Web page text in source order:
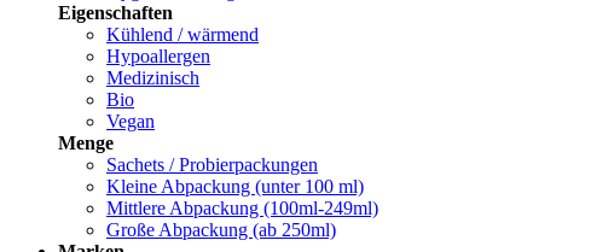
Eigenschaften
Kühlend / wärmend
Hypoallergen
Medizinisch
Bio
Vegan
Menge
Sachets / Probierpackungen
Kleine Abpackung (unter 100 ml)
Mittlere Abpackung (100ml-249ml)
Große Abpackung (ab 250ml)